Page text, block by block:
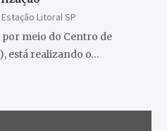
Litoral SP
meio do Centro de
está realizando o…